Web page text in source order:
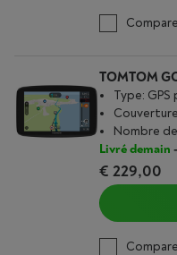
TOMTOM
Type:
Nombre
Livré demain -
€ 229,00